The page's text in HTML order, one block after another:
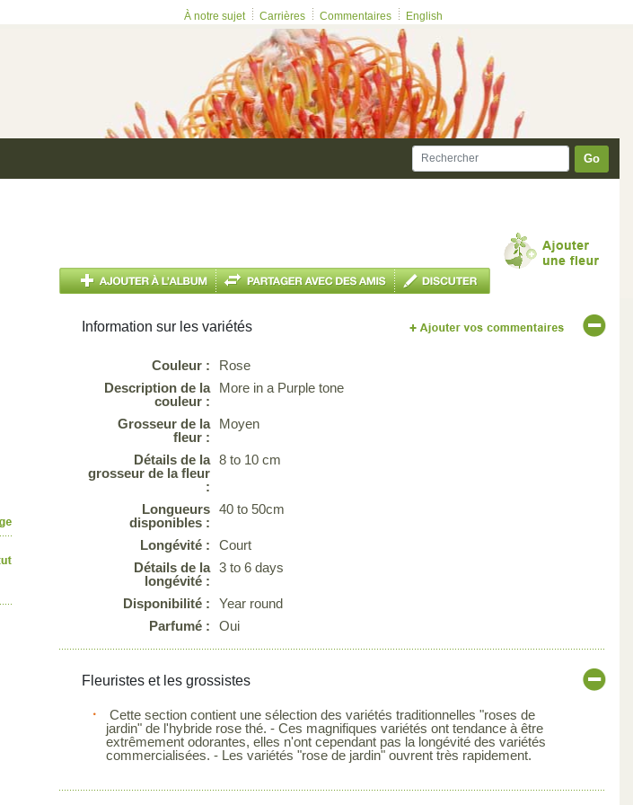
À notre sujet Carrières Commentaires English
Go
Information sur les variétés
Couleur :
Rose
Description de la
couleur :
More in a Purple tone
Grosseur de la
fleur :
Moyen
Détails de la
grosseur de la fleur
:
8 to 10 cm
Longueurs
disponibles :
40 to 50cm
Longévité :
Court
Détails de la
longévité :
3 to 6 days
Disponibilité :
Year round
Parfumé :
Oui
Fleuristes et les grossistes
Cette section contient une sélection des variétés traditionnelles "roses de
jardin" de l'hybride rose thé. - Ces magnifiques variétés ont tendance à être
extrêmement odorantes, elles n'ont cependant pas la longévité des variétés
commercialisées. - Les variétés "rose de jardin" ouvrent très rapidement.